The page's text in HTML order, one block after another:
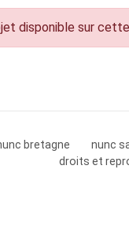
disponible sur
bretagne nunc
droits et